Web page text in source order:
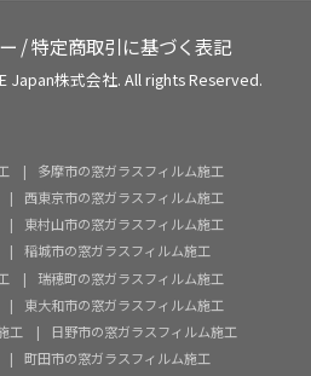
/特定商取引に基づく表記
Japan株式会社. All rights Reserved.
多摩市の窓ガラスフィルム施工
西東京市の窓ガラスフィルム施工
東村山市の窓ガラスフィルム施工
稲城市の窓ガラスフィルム施工
瑞穂町の窓ガラスフィルム施工
東大和市の窓ガラスフィルム施工
工
日野市の窓ガラスフィルム施工
町田市の窓ガラスフィルム施工